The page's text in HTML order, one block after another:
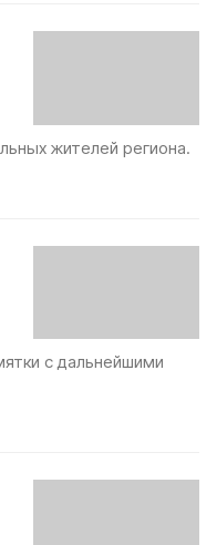
жителей региона.
с дальнейшими